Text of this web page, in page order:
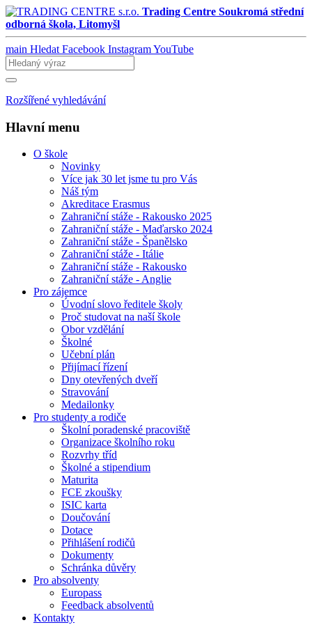
Trading Centre Soukromá střední
odborná škola, Litomyšl
main Hledat Facebook InstagramYouTube
Rozšířené vyhledávání
Hlavní menu
O škole
Novinky
Více jak 30 let jsme tu pro Vás
Náš tým
Akreditace Erasmus
Zahraniční stáže - Rakousko 2025
Zahraniční stáže - Maďarsko 2024
Zahraniční stáže - Španělsko
Zahraniční stáže - Itálie
Zahraniční stáže - Rakousko
Zahraniční stáže - Anglie
Pro zájemce
Úvodní slovo ředitele školy
Proč studovat na naší škole
Obor vzdělání
Školné
Učební plán
Přijímací řízení
Dny otevřených dveří
Stravování
Medailonky
Pro studenty a rodiče
Školní poradenské pracoviště
Organizace školního roku
Rozvrhy tříd
Školné a stipendium
Maturita
FCE zkoušky
ISIC karta
Doučování
Dotace
Přihlášení rodičů
Dokumenty
Schránka důvěry
Pro absolventy
Europass
Feedback absolventů
Kontakty